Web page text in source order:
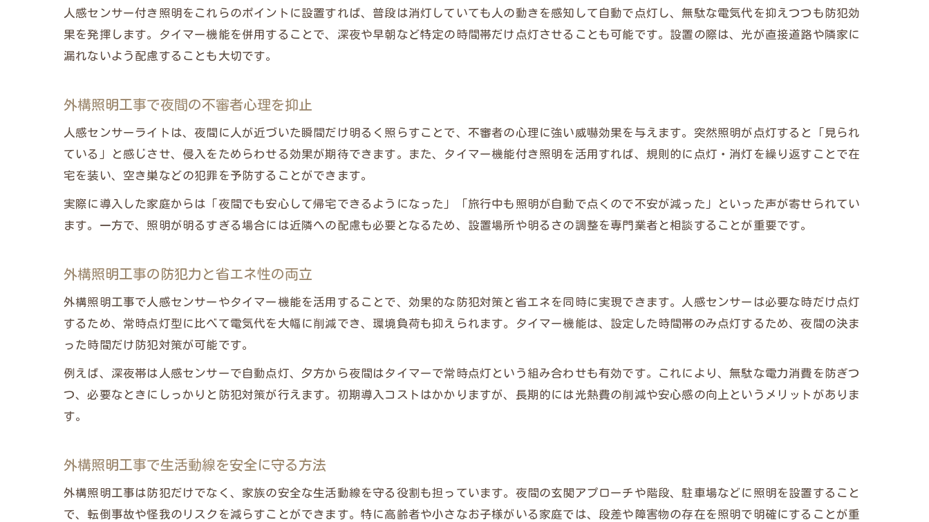
センサーとタイマー搭載の外構照明工事が人気
外構照明工事の省エネ設計で安心な暮らしを
外構照明工事不要なセンサーライトの選び方
外構照明で不審者を寄せ付けない家づくり
防犯カメラと外構照明工事の連動活用例
人感センサー付き照明をこれらのポイントに設置すれば、普段は消灯していても人の動きを感知して自動で点灯し、無駄な電気代を抑えつつも防犯効
果を発揮します。タイマー機能を併用することで、深夜や早朝など特定の時間帯だけ点灯させることも可能です。設置の際は、光が直接道路や隣家に
漏れないよう配慮することも大切です。
外構照明工事で夜間の不審者心理を抑止
人感センサーライトは、夜間に人が近づいた瞬間だけ明るく照らすことで、不審者の心理に強い威嚇効果を与えます。突然照明が点灯すると「見られ
ている」と感じさせ、侵入をためらわせる効果が期待できます。また、タイマー機能付き照明を活用すれば、規則的に点灯・消灯を繰り返すことで在
宅を装い、空き巣などの犯罪を予防することができます。
実際に導入した家庭からは「夜間でも安心して帰宅できるようになった」「旅行中も照明が自動で点くので不安が減った」といった声が寄せられてい
ます。一方で、照明が明るすぎる場合には近隣への配慮も必要となるため、設置場所や明るさの調整を専門業者と相談することが重要です。
外構照明工事の防犯力と省エネ性の両立
外構照明工事で人感センサーやタイマー機能を活用することで、効果的な防犯対策と省エネを同時に実現できます。人感センサーは必要な時だけ点灯
するため、常時点灯型に比べて電気代を大幅に削減でき、環境負荷も抑えられます。タイマー機能は、設定した時間帯のみ点灯するため、夜間の決ま
った時間だけ防犯対策が可能です。
例えば、深夜帯は人感センサーで自動点灯、夕方から夜間はタイマーで常時点灯という組み合わせも有効です。これにより、無駄な電力消費を防ぎつ
つ、必要なときにしっかりと防犯対策が行えます。初期導入コストはかかりますが、長期的には光熱費の削減や安心感の向上というメリットがありま
す。
外構照明工事で生活動線を安全に守る方法
外構照明工事は防犯だけでなく、家族の安全な生活動線を守る役割も担っています。夜間の玄関アプローチや階段、駐車場などに照明を設置すること
で、転倒事故や怪我のリスクを減らすことができます。特に高齢者や小さなお子様がいる家庭では、段差や障害物の存在を照明で明確にすることが重